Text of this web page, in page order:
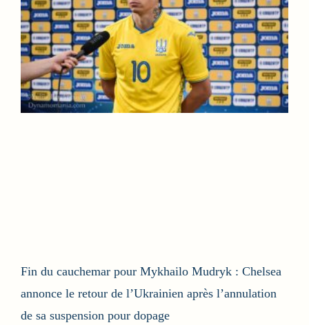
Fin du cauchemar pour Mykhailo Mudryk : Chelsea
annonce le retour de l’Ukrainien après l’annulation
de sa suspension pour dopage